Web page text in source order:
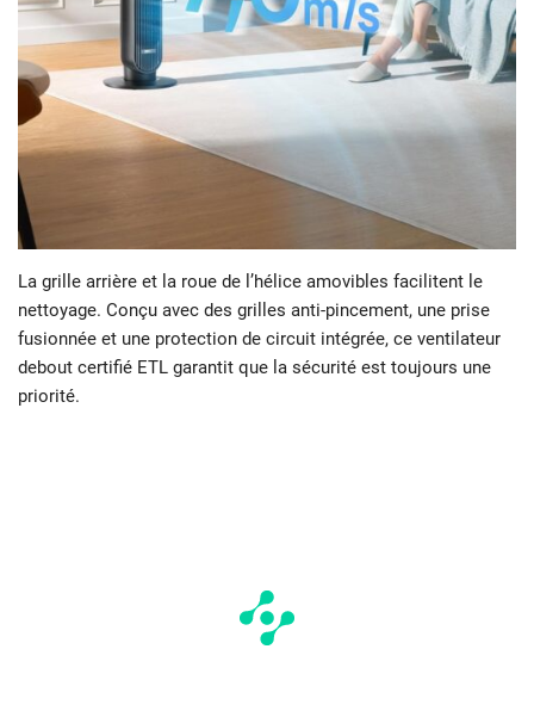
La grille arrière et la roue de l’hélice amovibles facilitent le
nettoyage. Conçu avec des grilles anti-pincement, une prise
fusionnée et une protection de circuit intégrée, ce ventilateur
debout certifié ETL garantit que la sécurité est toujours une
priorité.